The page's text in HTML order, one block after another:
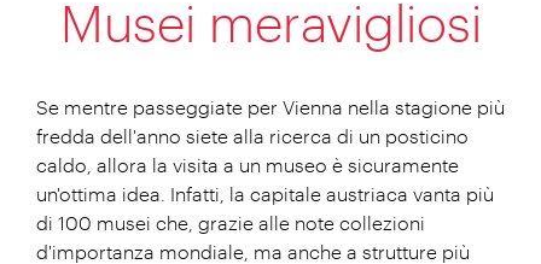
Musei meravigliosi
Se mentre passeggiate per Vienna nella stagione più
fredda dell'anno siete alla ricerca di un posticino
caldo, allora la visita a un museo è sicuramente
un'ottima idea. Infatti, la capitale austriaca vanta più
di 100 musei che, grazie alle note collezioni
d'importanza mondiale, ma anche a strutture più